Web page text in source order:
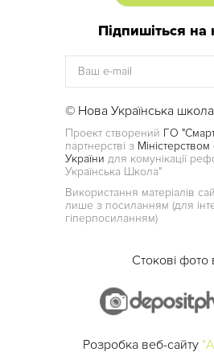
Підпишіться на
© Нова Українська
Проект створений ГО
партнерстві з Міністерством
України для комунікації
Українська Школа"
Використання матеріалів
лише з посиланням (для
гіперпосиланням)
Стокові фото
Розробка веб-сайту